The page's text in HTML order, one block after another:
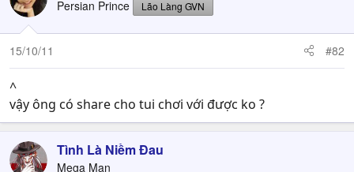
Persian Prince Lão Làng GVN
15/10/11 #82
^
vậy ông có share cho tui chơi với được ko ?
Tình Là Niềm Đau
Mega Man